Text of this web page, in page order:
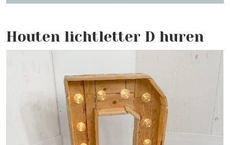
Houten lichtletter D huren